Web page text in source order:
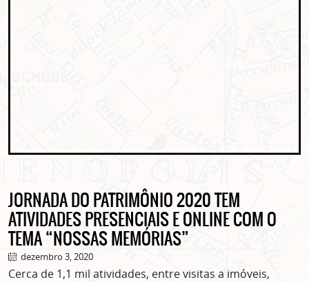
JORNADA DO PATRIMÔNIO 2020 TEM
ATIVIDADES PRESENCIAIS E ONLINE COM O
TEMA “NOSSAS MEMÓRIAS”
dezembro 3, 2020
Cerca de 1,1 mil atividades, entre visitas a imóveis,